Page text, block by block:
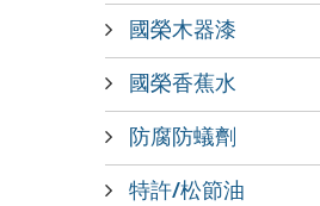
國榮木器漆
國榮香蕉水
防腐防蟻劑
特許/松節油